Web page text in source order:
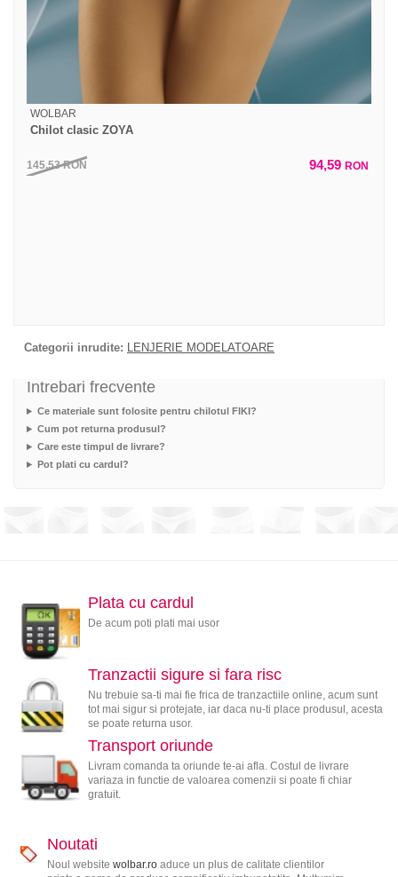
WOLBAR
Chilot clasic ZOYA
145,53RON 94,59 RON
Categorii inrudite: LENJERIE MODELATOARE
Intrebari frecvente
Ce materiale sunt folosite pentru chilotul FIKI?
Cum pot returna produsul?
Care este timpul de livrare?
Pot plati cu cardul?
Plata cu cardul
De acum poti plati mai usor
Tranzactii sigure si fara risc
Nu trebuie sa-ti mai fie frica de tranzactiile online, acum sunt
tot mai sigur si protejate, iar daca nu-ti place produsul, acesta
se poate returna usor.
Transport oriunde
Livram comanda ta oriunde te-ai afla. Costul de livrare
variaza in functie de valoarea comenzii si poate fi chiar
gratuit.
Noutati
Noul website wolbar.roaduce un plus de calitate clientilor